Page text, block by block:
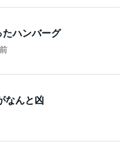
たハンバーグ
なんと凶